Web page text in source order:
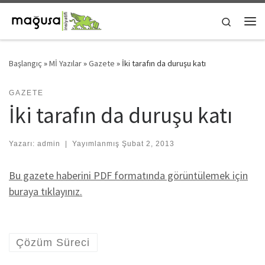
Skip to content
Search
Başlangıç »Mİ Yazılar»Gazete » İki tarafın da duruşu katı
GAZETE
İki tarafın da duruşu katı
Yazarı: admin | Yayımlanmış Şubat 2, 2013
Bu gazete haberini PDF formatında görüntülemek için
buraya tıklayınız.
Çözüm Süreci